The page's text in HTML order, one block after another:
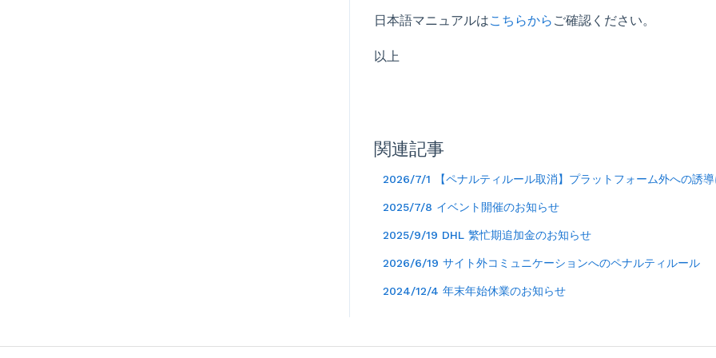
日本語マニュアルはこちらから ご確認ください。​
以上
関連記事
2026/7/1 【ペナルティルール取消】プラットフォーム外への誘
2025/7/8 イベント開催のお知らせ
2025/9/19 DHL 繁忙期追加金のお知らせ
2026/6/19 サイト外コミュニケーションへのペナルティルール
2024/12/4 年末年始休業のお知らせ